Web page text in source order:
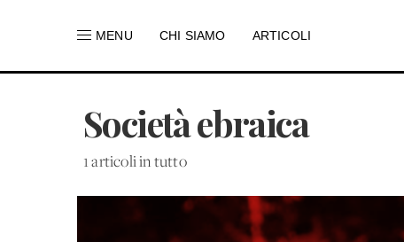
MENU CHI SIAMO ARTICOLI
Società ebraica
1 articoli in tutto